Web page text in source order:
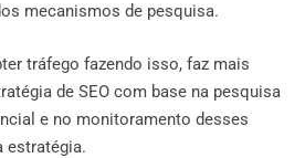
mecanismos de pesquisa.
tráfego fazendo isso, faz mais
de SEO com base na pesquisa
e no monitoramento desses
estratégia.